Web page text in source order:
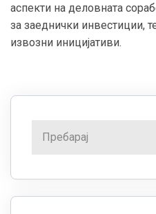
аспекти на деловната
за заеднички инвестиции,
извозни иницијативи.